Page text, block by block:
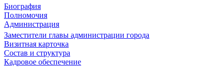
Биография
Полномочия
Администрация
Заместители главы администрации города
Визитная карточка
Состав и структура
Кадровое обеспечение